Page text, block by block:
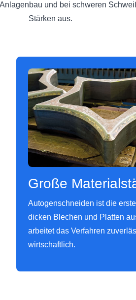
und bei schweren
Stärken aus.
Große
Autogenschneiden ist die
dicken Blechen und Platten
arbeitet das Verfahren
wirtschaftlich.